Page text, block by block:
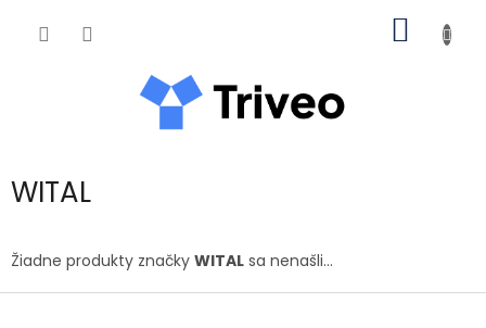
WITAL
Žiadne produkty značky WITAL sa nenašli...
Zápätie